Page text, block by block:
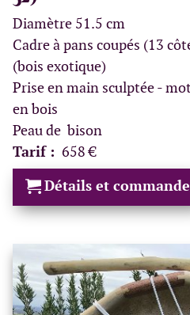
Diamètre 51.5 cm
Cadre à pans coupés (13
(bois exotique)
Prise en main sculptée -
en bois
Peau de bison
Tarif : 658 €
Détails et commande